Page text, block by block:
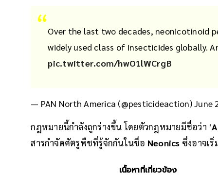
Over the last two decades, neonicotinoid
widely used class of insecticides globally.
pic.twitter.com/hwO1lWCrgB
— PAN North America (@pesticideaction)June
กฎหมายนี้กำลังถูกร่างขึ้น โดยตัวกฎหมายมีชื่อว่า ‘
สารกำจัดศัตรูพืชที่รู้จักกันในชื่อ Neonics ซึ่งอาจเ
เนื้อหาที่เกี่ยวข้อง